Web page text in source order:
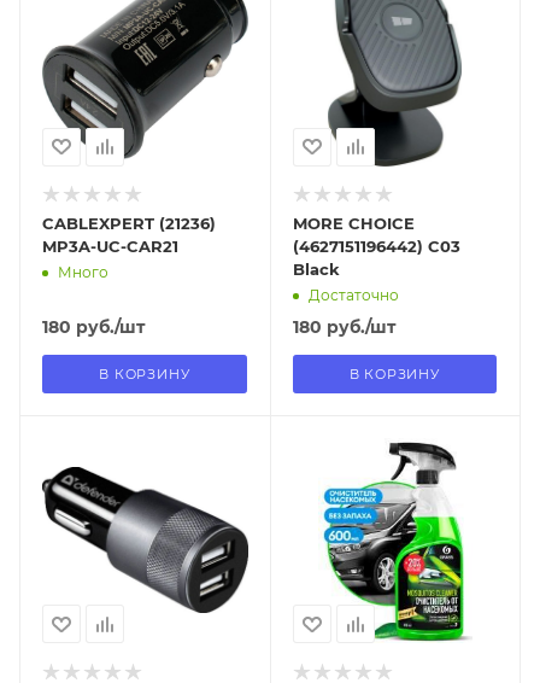
В наличии в пункте
самовывоза
Нет
CABLEXPERT (21236)
MP3A-UC-CAR21
Много
180 руб./шт
В КОРЗИНУ
В наличии в пункте
самовывоза
MORE CHOICE
(4627151196442) C03
Black
Достаточно
180 руб./шт
В КОРЗИНУ
18.08.2026
В наличии в пункте
самовывоза
В наличии в пункте
самовывоза